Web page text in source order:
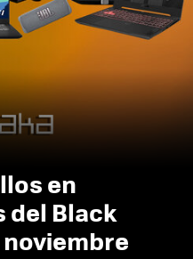
en
del Black
noviembre